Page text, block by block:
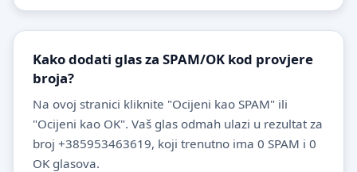
Kako dodati glas za SPAM/OK kod provjere
broja?
Na ovoj stranici kliknite "Ocijeni kao SPAM" ili
"Ocijeni kao OK". Vaš glas odmah ulazi u rezultat za
broj +385953463619, koji trenutno ima 0 SPAM i 0
OK glasova.